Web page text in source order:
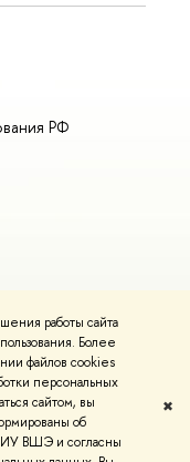
работы сайта
Более
файлов cookies
персональных
сайтом, вы
об
ВШЭ и согласны
✖
РФ
в НИУ ВШЭ